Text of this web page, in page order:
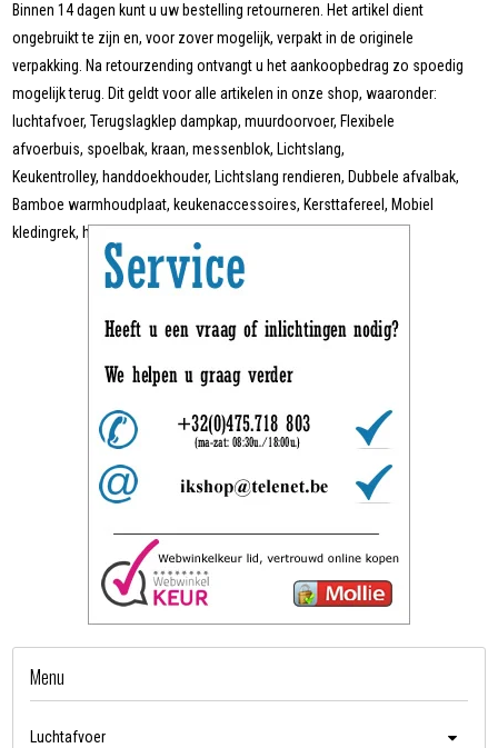
Binnen 14 dagen kunt u uw bestelling retourneren. Het artikel dient
ongebruikt te zijn en, voor zover mogelijk, verpakt in de originele
verpakking. Na retourzending ontvangt u het aankoopbedrag zo spoedig
mogelijk terug. Dit geldt voor alle artikelen in onze shop, waaronder:
luchtafvoer, Terugslagklep dampkap, muurdoorvoer, Flexibele
afvoerbuis, spoelbak, kraan, messenblok, Lichtslang,
Keukentrolley, handdoekhouder, Lichtslang rendieren, Dubbele afvalbak,
Bamboe warmhoudplaat, keukenaccessoires, Kersttafereel, Mobiel
kledingrek, handgereedschap, enz.
Menu
Luchtafvoer